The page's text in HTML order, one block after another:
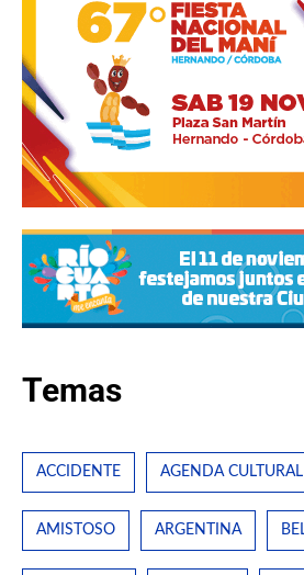
Temas
ACCIDENTE AGENDA CULTURAL
AMISTOSO ARGENTINA